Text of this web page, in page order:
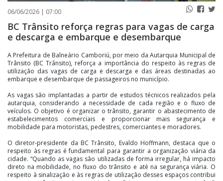
06/06/2026 | 07:00
BC Trânsito reforça regras para vagas de carga
e descarga e embarque e desembarque
A Prefeitura de Balneário Camboriú, por meio da Autarquia Municipal de
Trânsito (BC Trânsito), reforça a importância do respeito às regras de
utilização das vagas de carga e descarga e das áreas destinadas ao
embarque e desembarque de passageiros no município.
As vagas são implantadas a partir de estudos técnicos realizados pela
autarquia, considerando a necessidade de cada região e o fluxo de
veículos. O objetivo é organizar o trânsito, garantir o abastecimento de
estabelecimentos comerciais e proporcionar mais segurança e
mobilidade para motoristas, pedestres, comerciantes e moradores.
O diretor-presidente da BC Trânsito, Evaldo Hoffmann, destaca que o
respeito às regras é fundamental para garantir a organização viária da
cidade. “Quando as vagas são utilizadas de forma irregular, há impacto
direto na mobilidade, no fluxo do trânsito e até na segurança viária. O
respeito à sinalização e às regras de utilização desses espaços contribui